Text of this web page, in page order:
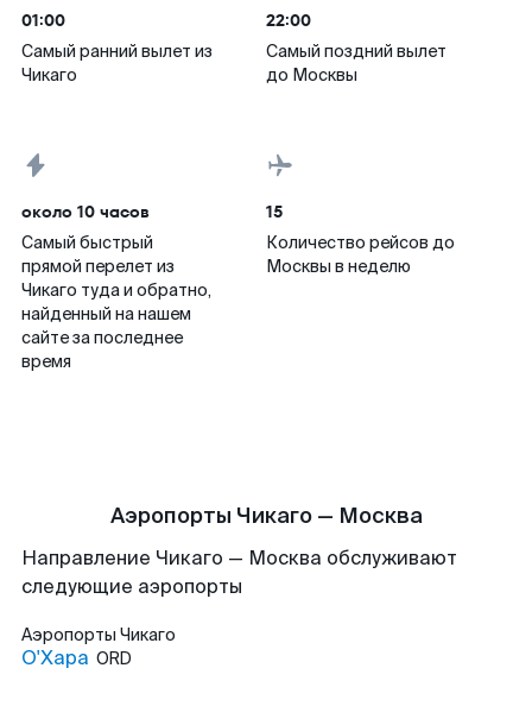
01:00
Самый ранний вылет из
Чикаго
22:00
Самый поздний вылет
до Москвы
около 10 часов
Самый быстрый
прямой перелет из
Чикаго туда и обратно,
найденный на нашем
сайте за последнее
время
15
Количество рейсов до
Москвы в неделю
Аэропорты Чикаго — Москва
Направление Чикаго — Москва обслуживают
следующие аэропорты
Аэропорты Чикаго
О'Хара ORD